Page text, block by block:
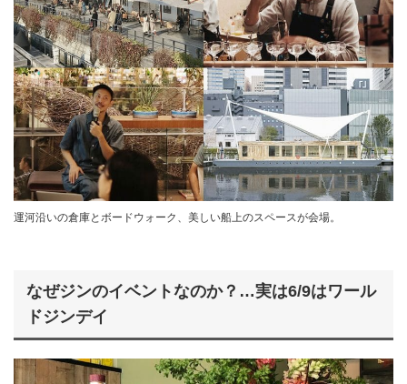
運河沿いの倉庫とボードウォーク、美しい船上のスペースが会場。
なぜジンのイベントなのか？…実は6/9はワール
ドジンデイ